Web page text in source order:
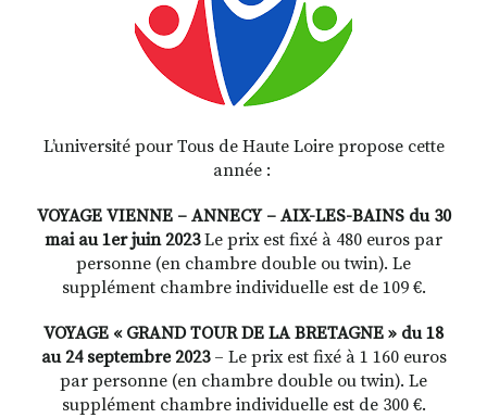
L’université pour Tous de Haute Loire propose cette
année :
VOYAGE VIENNE – ANNECY – AIX-LES-BAINS du 30
mai au 1er juin 2023Le prix est fixé à 480 euros par
personne (en chambre double ou twin). Le
supplément chambre individuelle est de 109 €.
VOYAGE « GRAND TOUR DE LA BRETAGNE » du 18
au 24 septembre 2023– Le prix est fixé à 1 160 euros
par personne (en chambre double ou twin). Le
supplément chambre individuelle est de 300 €.